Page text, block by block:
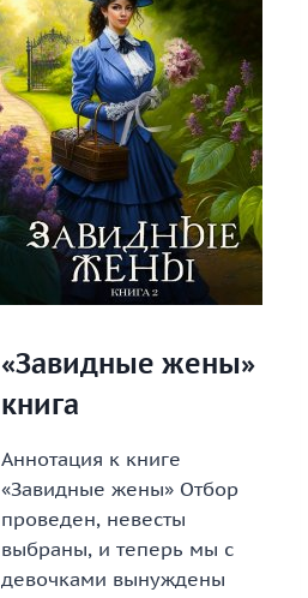
«Завидные жены»
книга
Аннотация к книге
«Завидные жены» Отбор
проведен, невесты
выбраны, и теперь мы с
девочками вынуждены